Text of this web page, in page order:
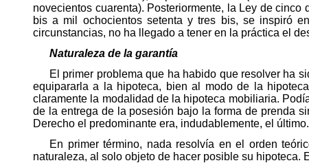
novecientos cuarenta). Posteriormente, la Ley de
bis a mil ochocientos setenta y tres bis, se inspiró
circunstancias, no ha llegado a tener en la práctica el
Naturaleza de la garantía
El primer problema que ha habido que resolver ha
equipararla a la hipoteca, bien al modo de la
claramente la modalidad de la hipoteca mobiliaria.
de la entrega de la posesión bajo la forma de prenda
Derecho el predominante era, indudablemente, el último.
En primer término, nada resolvía en el orden
naturaleza, al solo objeto de hacer posible su